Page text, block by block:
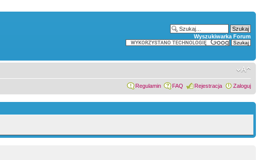
Wyszukiwarka Forum
Regulamin FAQ Rejestracja Zaloguj